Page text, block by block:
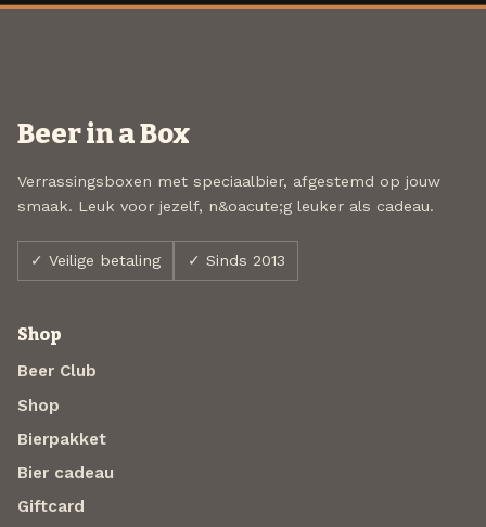
Beer in a Box
Verrassingsboxen met speciaalbier, afgestemd op jouw
smaak. Leuk voor jezelf, n&oacute;g leuker als cadeau.
✓ Veilige betaling ✓ Sinds 2013
Shop
Beer Club
Shop
Bierpakket
Bier cadeau
Giftcard